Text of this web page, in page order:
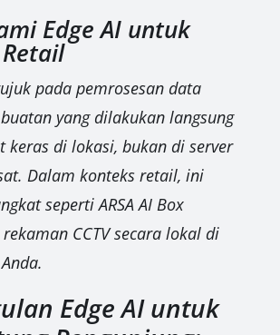
Edge AI untuk
pada pemrosesan data
yang dilakukan langsung
keras di lokasi, bukan di server
Dalam konteks retail, ini
seperti ARSA AI Box
CCTV secara lokal di
Edge AI untuk